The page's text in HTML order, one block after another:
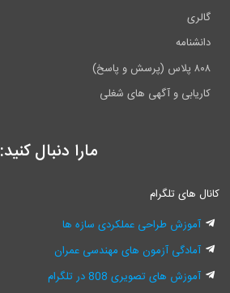
گالری
دانشنامه
۸۰۸ پلاس (پرسش و پاسخ)
کاریابی و آگهی های شغلی
مارا دنبال کنید:
کانال های تلگرام
آموزش طراحی عملکردی سازه ها
آمادگی آزمون های مهندسی عمران
آموزش های تصویری 808 در تلگرام